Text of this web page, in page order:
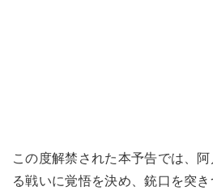
この度解禁された本予告では、
る戦いに覚悟を決め、銃口を突